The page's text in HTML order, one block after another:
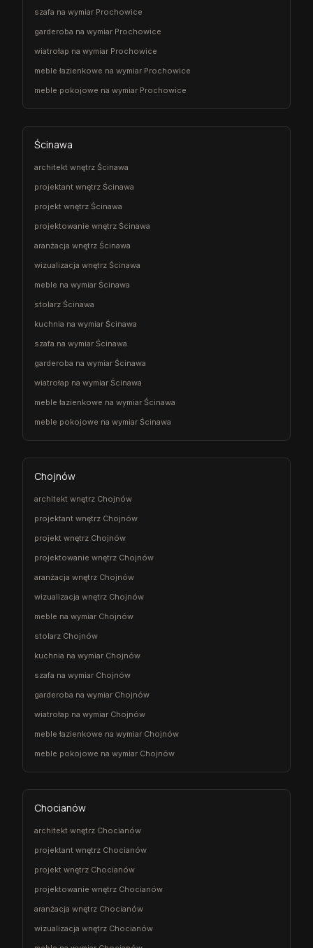
szafa na wymiar Prochowice
garderoba na wymiar Prochowice
wiatrołap na wymiar Prochowice
meble łazienkowe na wymiar Prochowice
meble pokojowe na wymiar Prochowice
Ścinawa
architekt wnętrz Ścinawa
projektant wnętrz Ścinawa
projekt wnętrz Ścinawa
projektowanie wnętrz Ścinawa
aranżacja wnętrz Ścinawa
wizualizacja wnętrz Ścinawa
meble na wymiar Ścinawa
stolarz Ścinawa
kuchnia na wymiar Ścinawa
szafa na wymiar Ścinawa
garderoba na wymiar Ścinawa
wiatrołap na wymiar Ścinawa
meble łazienkowe na wymiar Ścinawa
meble pokojowe na wymiar Ścinawa
Chojnów
architekt wnętrz Chojnów
projektant wnętrz Chojnów
projekt wnętrz Chojnów
projektowanie wnętrz Chojnów
aranżacja wnętrz Chojnów
wizualizacja wnętrz Chojnów
meble na wymiar Chojnów
stolarz Chojnów
kuchnia na wymiar Chojnów
szafa na wymiar Chojnów
garderoba na wymiar Chojnów
wiatrołap na wymiar Chojnów
meble łazienkowe na wymiar Chojnów
meble pokojowe na wymiar Chojnów
Chocianów
architekt wnętrz Chocianów
projektant wnętrz Chocianów
projekt wnętrz Chocianów
projektowanie wnętrz Chocianów
aranżacja wnętrz Chocianów
wizualizacja wnętrz Chocianów